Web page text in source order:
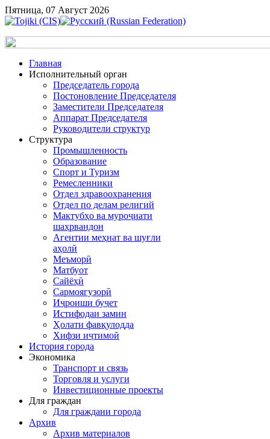
Пятница, 07 Август 2026
Главная
Исполнительный орган
Председатель города
Постоновление Председателя
Заместители Председателя
Аппарат Председателя
Руководители структур
Структура
Промышленность
Образование
Спорт и Туризм
Ремесленники
Отдел здравоохранения
Отдел по делам религий
Мактубҳо ва муроҷиати
шаҳрвандон
Агентии меҳнат ва шуғли
аҳолӣ
Меъморӣ
Матбуот
Сайёҳӣ
Сармоягузорӣ
Иҷроиши буҷет
Истифодаи замин
Ҳолати фавқулодда
Хифзи иҷтимоӣ
История города
Экономика
Транспорт и связь
Торговля и услуги
Инвестиционные проекты
Для граждан
Для граждани города
Архив
Архив материалов